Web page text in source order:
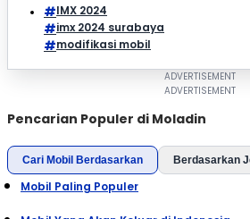
IMX 2024
imx 2024 surabaya
modifikasi mobil
Pencarian Populer di Moladin
Cari Mobil Berdasarkan Berdasarkan
Mobil Paling Populer